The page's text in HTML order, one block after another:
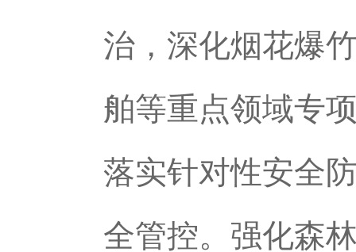
治，深化烟花爆
舶等重点领域专
落实针对性安全
全管控。强化森